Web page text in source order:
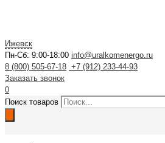
Ижевск
Пн-Сб: 9:00-18:00 info@uralkomenergo.ru
8 (800) 505-67-18 +7 (912) 233-44-93
Заказать звонок
0
Поиск товаров